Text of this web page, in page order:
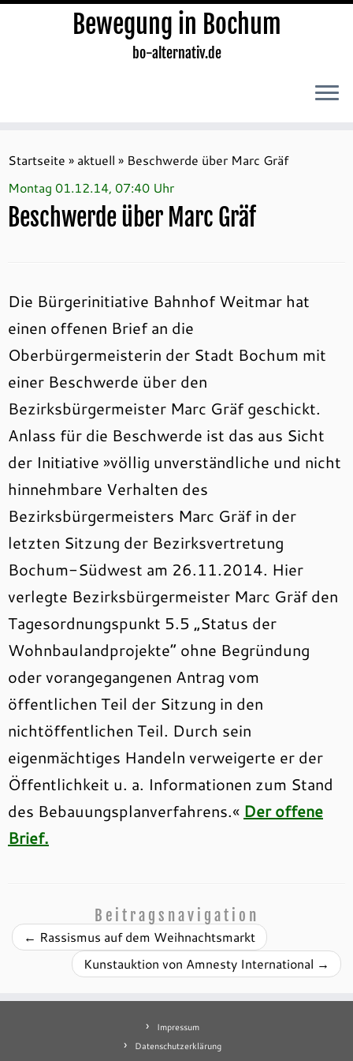
Inhalt
springen
Bewegung in Bochum
bo-alternativ.de
Startseite » aktuell » Beschwerde über Marc Gräf
Montag 01.12.14, 07:40 Uhr
Beschwerde über Marc Gräf
Die Bürgerinitiative Bahnhof Weitmar hat
einen offenen Brief an die
Oberbürgermeisterin der Stadt Bochum mit
einer Beschwerde über den
Bezirksbürgermeister Marc Gräf geschickt.
Anlass für die Beschwerde ist das aus Sicht
der Initiative »völlig unverständliche und nicht
hinnehmbare Verhalten des
Bezirksbürgermeisters Marc Gräf in der
letzten Sitzung der Bezirksvertretung
Bochum-Südwest am 26.11.2014. Hier
verlegte Bezirksbürgermeister Marc Gräf den
Tagesordnungspunkt 5.5 „Status der
Wohnbaulandprojekte“ ohne Begründung
oder vorangegangenen Antrag vom
öffentlichen Teil der Sitzung in den
nichtöffentlichen Teil. Durch sein
eigenmächtiges Handeln verweigerte er der
Öffentlichkeit u. a. Informationen zum Stand
des Bebauungsplanverfahrens.« Der offene
Brief.
Beitragsnavigation
← Rassismus auf dem Weihnachtsmarkt
Kunstauktion von Amnesty International →
Impressum
Datenschutzerklärung